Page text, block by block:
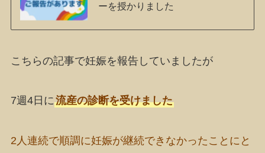
ーを授かりました
こちらの記事で妊娠を報告していましたが
7週4日に流産の診断を受けました
2人連続で順調に妊娠が継続できなかったことにと